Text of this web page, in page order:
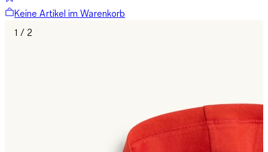
Keine Artikel im Warenkorb
1 / 2